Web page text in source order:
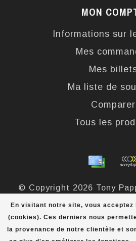
En visitant notre site, vous
(cookies). Ces derniers nous
la provenance de notre clientèle et
MON
Informations sur
Mes
Mes
Ma liste de
Comparer
Tous les
© Copyright 2026 Tony
bottes et chaussures -
Theme by
scores a